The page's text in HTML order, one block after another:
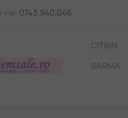
ne: 0743.940.046
CITRIN
SARMA